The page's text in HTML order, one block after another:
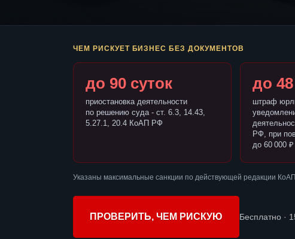
ЧЕМ РИСКУЕТ БИЗНЕС БЕЗ ДОКУМЕНТОВ
до 90 суток
приостановка деятельности
по решению суда - ст. 6.3, 14.43,
5.27.1, 20.4 КоАП РФ
до
штраф
РФ, при
до 60 000 ₽
Указаны максимальные санкции по действующей редакции
ПРОВЕРИТЬ, ЧЕМ РИСКУЮ Бесплатно ·